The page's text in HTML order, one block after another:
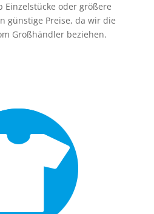
Einzelstücke oder größere
günstige Preise, da wir die
Großhändler beziehen.